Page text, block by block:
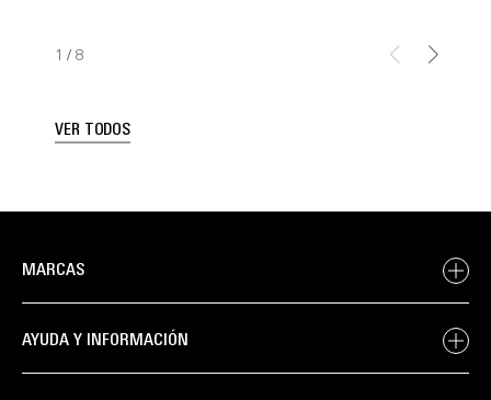
1 / 8
VER TODOS
MARCAS
AYUDA Y INFORMACIÓN